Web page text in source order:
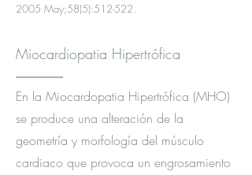
2005 May;58(5):512-522.
Miocardiopatia Hipertrófica
En la Miocardopatia Hipertrófica (MHO)
se produce una alteración de la
geometría y morfología del músculo
cardiaco que provoca un engrosamiento